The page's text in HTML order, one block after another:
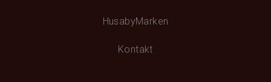
HusabyMarken
Kontakt